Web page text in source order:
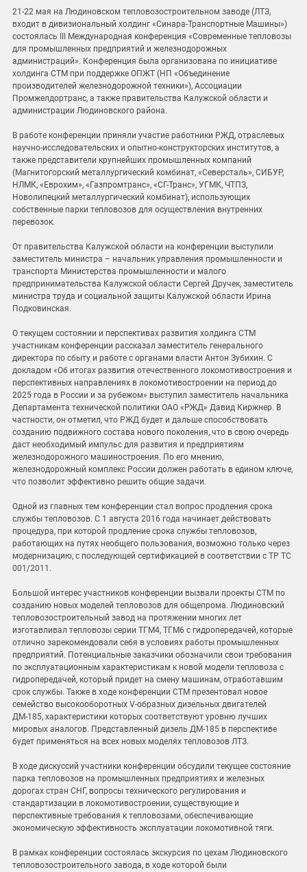
21-22 мая на Людиновском тепловозостроительном заводе (ЛТЗ,
входит в дивизиональный холдинг «Синара-Транспортные Машины»)
состоялась III Международная конференция «Современные тепловозы
для промышленных предприятий и железнодорожных
администраций». Конференция была организована по инициативе
холдинга СТМ при поддержке ОПЖТ (НП «Объединение
производителей железнодорожной техники»), Ассоциации
Промжелдортранс, а также правительства Калужской области и
администрации Людиновского района.
В работе конференции приняли участие работники РЖД, отраслевых
научно-исследовательских и опытно-конструкторских институтов, а
также представители крупнейших промышленных компаний
(Магнитогорский металлургический комбинат, «Северсталь», СИБУР,
НЛМК, «Еврохим», «Газпромтранс», «СГ-Транс», УГМК, ЧТПЗ,
Новолипецкий металлургический комбинат), использующих
собственные парки тепловозов для осуществления внутренних
перевозок.
От правительства Калужской области на конференции выступили
заместитель министра – начальник управления промышленности и
транспорта Министерства промышленности и малого
предпринимательства Калужской области Сергей Дручек, заместитель
министра труда и социальной защиты Калужской области Ирина
Подковинская.
О текущем состоянии и перспективах развития холдинга СТМ
участникам конференции рассказал заместитель генерального
директора по сбыту и работе с органами власти Антон Зубихин. С
докладом «Об итогах развития отечественного локомотивостроения и
перспективных направлениях в локомотивостроении на период до
2025 года в России и за рубежом» выступил заместитель начальника
Департамента технической политики ОАО «РЖД» Давид Киржнер. В
частности, он отметил, что РЖД будет и дальше способствовать
созданию подвижного состава нового поколения, что в свою очередь
даст необходимый импульс для развития и предприятиям
железнодорожного машиностроения. По его мнению,
железнодорожный комплекс России должен работать в едином ключе,
что позволит эффективно решить общие задачи.
Одной из главных тем конференции стал вопрос продления срока
службы тепловозов. С 1 августа 2016 года начинает действовать
процедура, при которой продление срока службы тепловозов,
работающих на путях необщего пользования, возможно только через
модернизацию, с последующей сертификацией в соответствии с ТР ТС
001/2011.
Большой интерес участников конференции вызвали проекты СТМ по
созданию новых моделей тепловозов для общепрома. Людиновский
тепловозостроительный завод на протяжении многих лет
изготавливал тепловозы серии ТГМ4, ТГМ6 с гидропередачей, которые
отлично зарекомендовали себя в условиях работы промышленных
предприятий. Потенциальные заказчики обозначили свои требования
по эксплуатационным характеристикам к новой модели тепловоза с
гидропередачей, который придет на смену машинам, отработавшим
срок службы. Также в ходе конференции СТМ презентовал новое
семейство высокооборотных V-образных дизельных двигателей
ДМ-185, характеристики которых соответствуют уровню лучших
мировых аналогов. Представленный дизель ДМ-185 в перспективе
будет применяться на всех новых моделях тепловозов ЛТЗ.
В ходе дискуссий участники конференции обсудили текущее состояние
парка тепловозов на промышленных предприятиях и железных
дорогах стран СНГ, вопросы технического регулирования и
стандартизации в локомотивостроении, существующие и
перспективные требования к тепловозами, обеспечивающие
экономическую эффективность эксплуатации локомотивной тяги.
В рамках конференции состоялась экскурсия по цехам Людиновского
тепловозостроительного завода, в ходе которой были